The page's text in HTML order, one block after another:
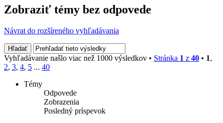
Zobraziť témy bez odpovede
Návrat do rozšíreného vyhľadávania
Vyhľadávanie našlo viac než 1000 výsledkov • Stránka 1 z 40 • 1,
2, 3, 4, 5 ... 40
Témy
Odpovede
Zobrazenia
Posledný príspevok